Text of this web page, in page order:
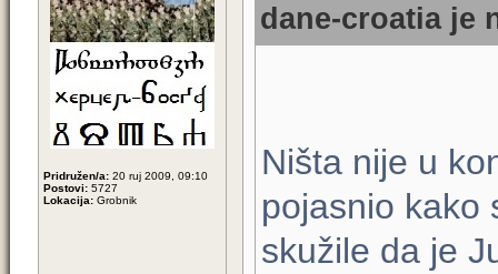
Pridružen/a: 20 ruj 2009, 09:10
Postovi: 5727
Lokacija: Grobnik
dane-croatia je
Ništa nije u
pojasnio kako
skužile da je